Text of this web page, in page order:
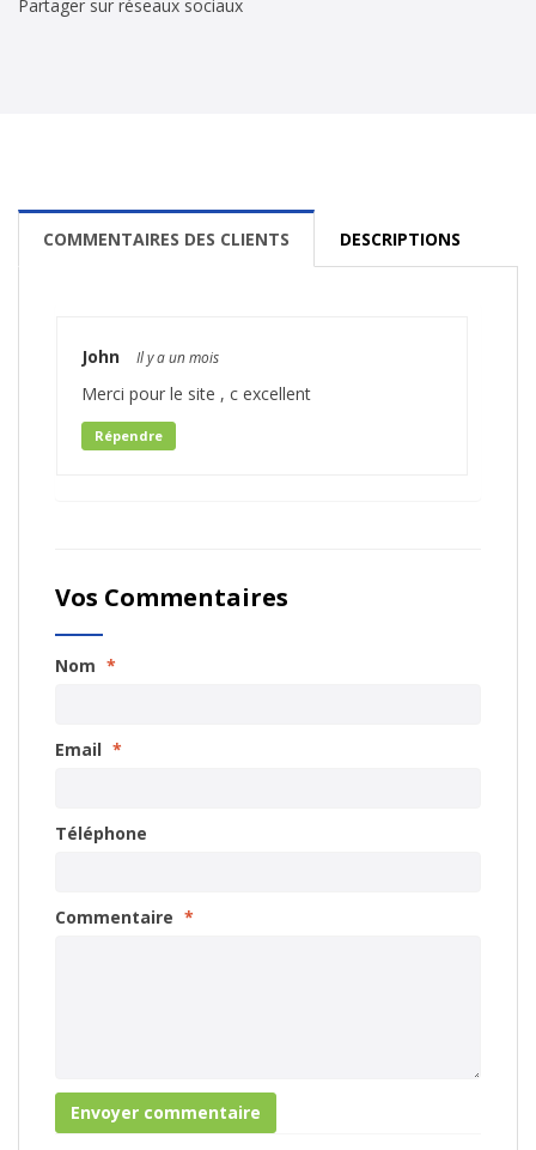
Partager sur réseaux sociaux
COMMENTAIRES DES CLIENTS DESCRIPTIONS
John Il y a un mois
Merci pour le site , c excellent
Répendre
Vos Commentaires
Nom *
Email *
Téléphone
Commentaire *